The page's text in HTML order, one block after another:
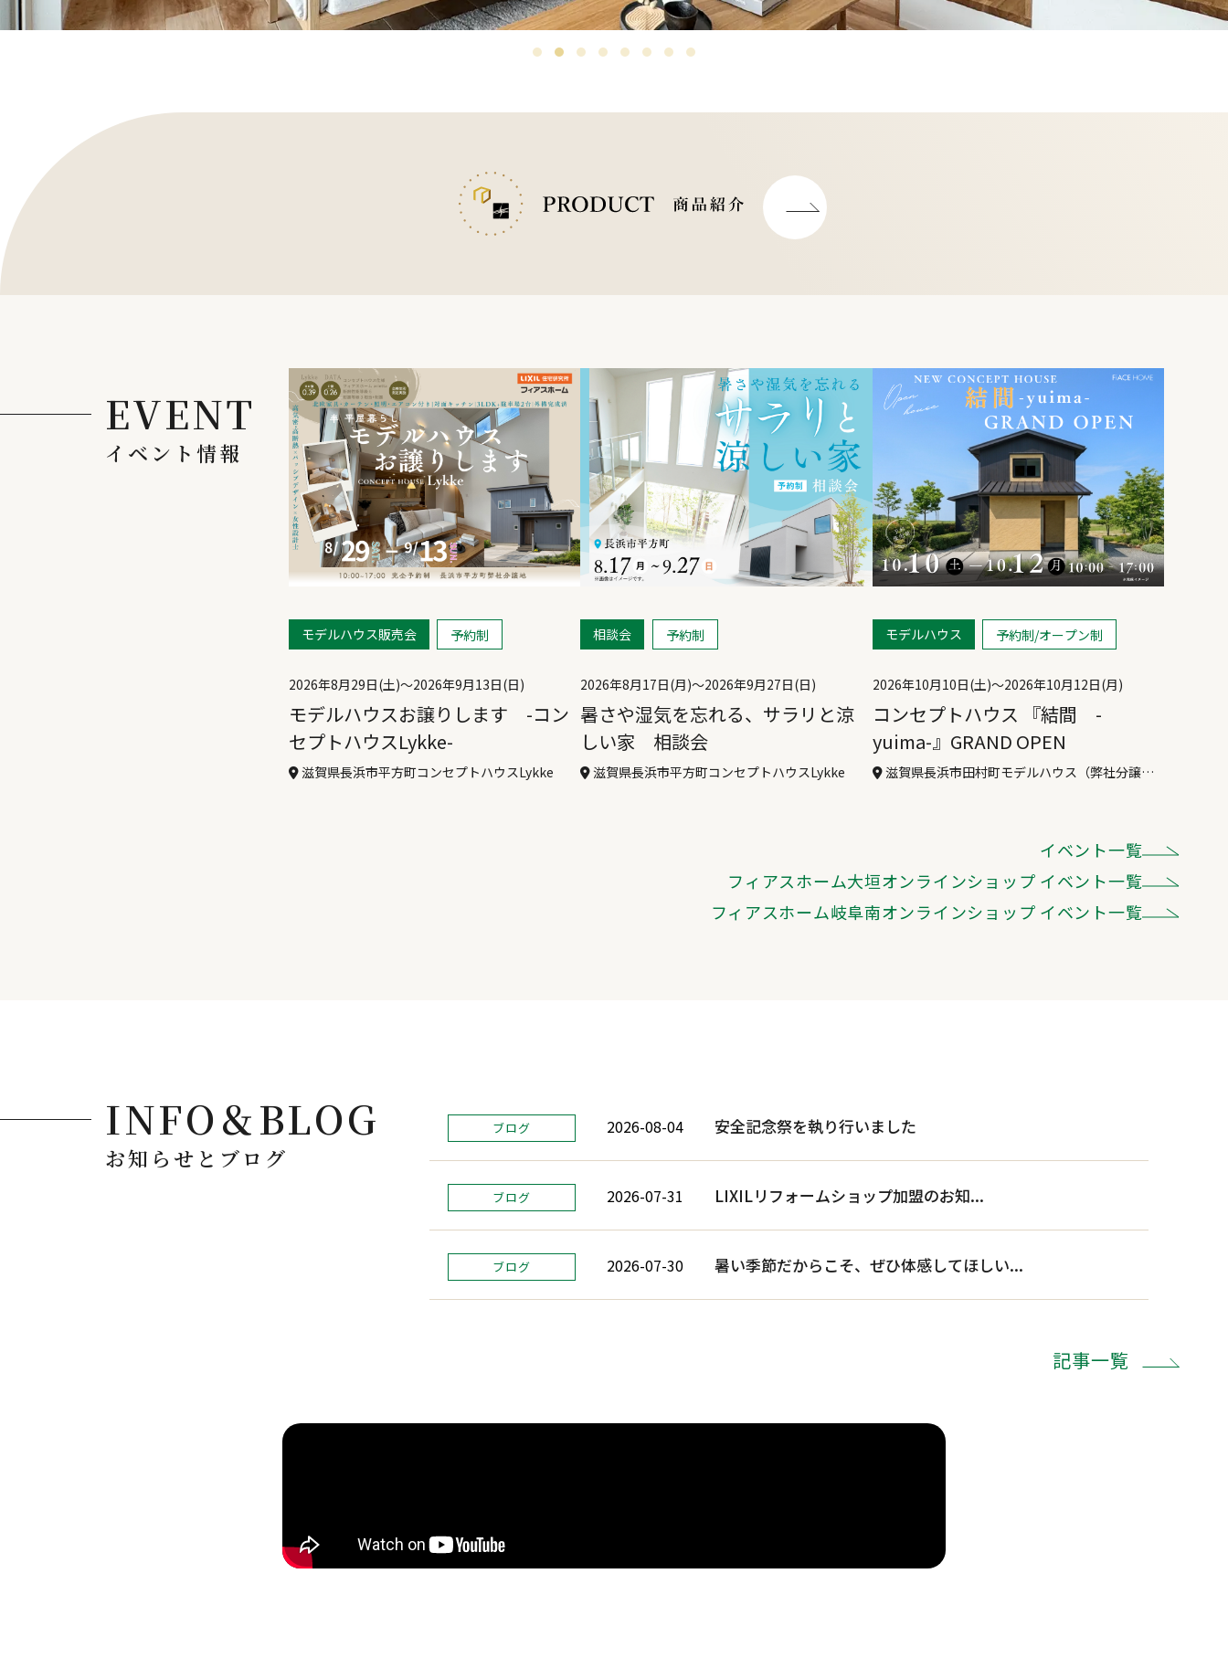
EVENT
イベント情報
モデルハウス販売会 予約制
2026年8月29日(土)〜2026年9月13日(日)
モデルハウスお譲りします -コン
セプトハウスLykke-
滋賀県長浜市平方町コンセプトハウスLykke
相談会 予約制
2026年8月17日(月)〜2026年9月27日(日)
暑さや湿気を忘れる、サラリと涼
しい家 相談会
滋賀県長浜市平方町コンセプトハウスLykke
モデルハウス 予約制/オープン制
2026年10月10日(土)〜2026年10月12日(月)
コンセプトハウス 『結間 -
yuima-』GRAND OPEN
滋賀県長浜市田村町モデルハウス（弊社分譲
イベント一覧
フィアスホーム大垣オンラインショップ イベント一覧
フィアスホーム岐阜南オンラインショップ イベント一覧
INFO＆BLOG
お知らせとブログ
ブログ 2026-08-04 安全記念祭を執り行いました
ブログ 2026-07-31 LIXILリフォームショップ加盟のお知...
ブログ 2026-07-30 暑い季節だからこそ、ぜひ体感してほしい...
記事一覧